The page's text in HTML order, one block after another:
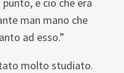
man mano che
ad esso.”
molto studiato.